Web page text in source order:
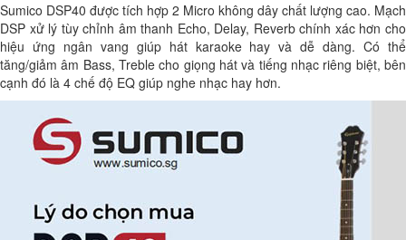
Sumico DSP40 được tích hợp 2 Micro không dây chất lượng cao. Mạch
DSP xử lý tùy chỉnh âm thanh Echo, Delay, Reverb chính xác hơn cho
hiệu ứng ngân vang giúp hát karaoke hay và dễ dàng. Có thể
tăng/giảm âm Bass, Treble cho giọng hát và tiếng nhạc riêng biệt, bên
cạnh đó là 4 chế độ EQ giúp nghe nhạc hay hơn.